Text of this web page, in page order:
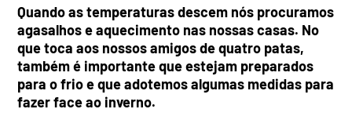
Quando as temperaturas descem nós procuramos
agasalhos e aquecimento nas nossas casas. No
que toca aos nossos amigos de quatro patas,
também é importante que estejam preparados
para o frio e que adotemos algumas medidas para
fazer face ao inverno.